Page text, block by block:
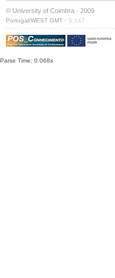
© University of Coimbra · 2009
Portugal/WEST GMT · S:147
Parse Time: 0.068s